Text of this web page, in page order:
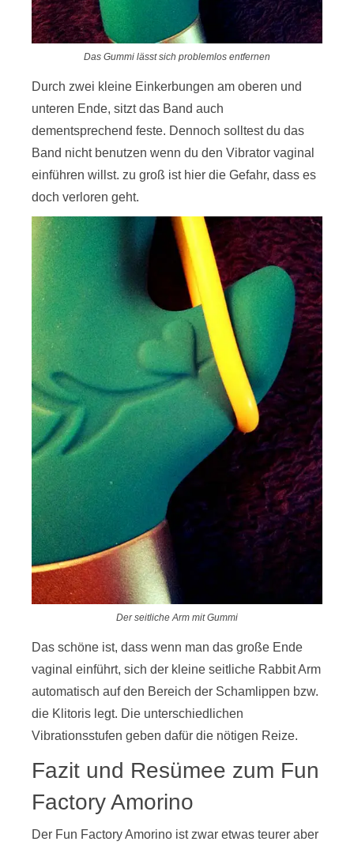
Das Gummi lässt sich problemlos entfernen
Durch zwei kleine Einkerbungen am oberen und
unteren Ende, sitzt das Band auch
dementsprechend feste. Dennoch solltest du das
Band nicht benutzen wenn du den Vibrator vaginal
einführen willst. zu groß ist hier die Gefahr, dass es
doch verloren geht.
Der seitliche Arm mit Gummi
Das schöne ist, dass wenn man das große Ende
vaginal einführt, sich der kleine seitliche Rabbit Arm
automatisch auf den Bereich der Schamlippen bzw.
die Klitoris legt. Die unterschiedlichen
Vibrationsstufen geben dafür die nötigen Reize.
Fazit und Resümee zum Fun
Factory Amorino
Der Fun Factory Amorino ist zwar etwas teurer aber